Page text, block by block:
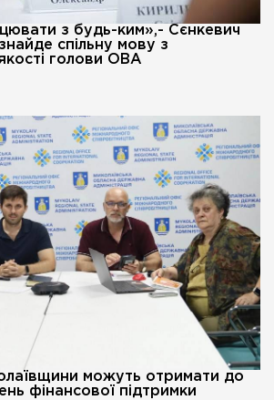
з будь-ким»,- Сєнкевич
спільну мову з
голови ОВА
можуть отримати до
фінансової підтримки